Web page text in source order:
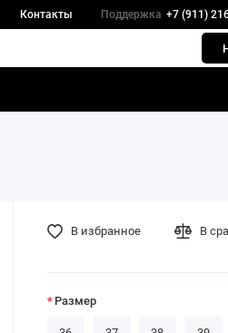
Контакты Поддержка +7 (911)
В избранное В
Размер